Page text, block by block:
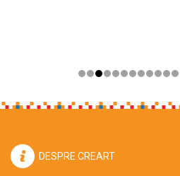
DESPRE CREART